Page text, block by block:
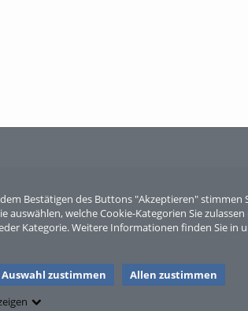
Bestätigen des Buttons "Akzeptieren" stimmen
welche Cookie-Kategorien Sie
Kategorie. Weitere Informationen finden Sie in
Auswahl zustimmen
Allen zustimmen